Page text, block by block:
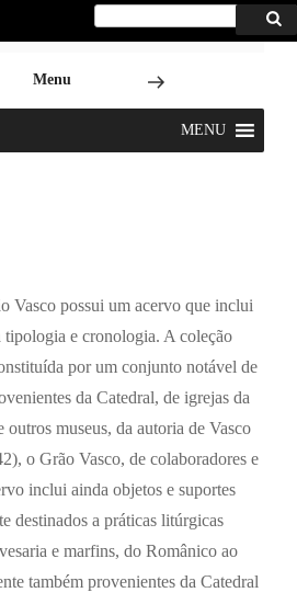
Procurar
por:
Menu
MENU
Vasco possui um acervo que inclui
tipologia e cronologia. A coleção
por um conjunto notável de
da Catedral, de igrejas da
outros museus, da autoria de Vasco
o Grão Vasco, de colaboradores e
inclui ainda objetos e suportes
destinados a práticas litúrgicas
e marfins, do Românico ao
também provenientes da Catedral